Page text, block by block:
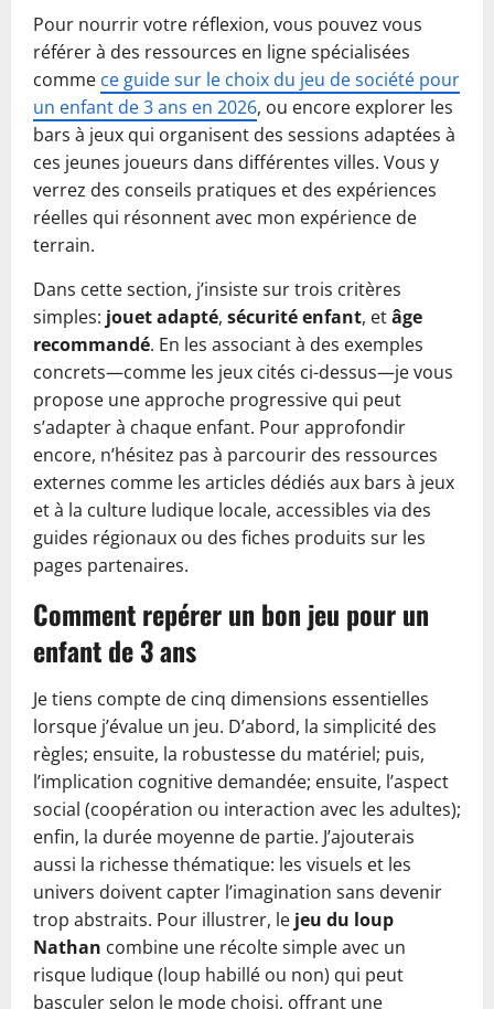
Pour nourrir votre réflexion, vous pouvez vous
référer à des ressources en ligne spécialisées
comme ce guide sur le choix du jeu de société pour
un enfant de 3 ans en 2026, ou encore explorer les
bars à jeux qui organisent des sessions adaptées à
ces jeunes joueurs dans différentes villes. Vous y
verrez des conseils pratiques et des expériences
réelles qui résonnent avec mon expérience de
terrain.
Dans cette section, j’insiste sur trois critères
simples: jouet adapté, sécurité enfant, etâge
recommandé. En les associant à des exemples
concrets—comme les jeux cités ci-dessus—je vous
propose une approche progressive qui peut
s’adapter à chaque enfant. Pour approfondir
encore, n’hésitez pas à parcourir des ressources
externes comme les articles dédiés aux bars à jeux
et à la culture ludique locale, accessibles via des
guides régionaux ou des fiches produits sur les
pages partenaires.
Comment repérer un bon jeu pour un
enfant de 3 ans
Je tiens compte de cinq dimensions essentielles
lorsque j’évalue un jeu. D’abord, la simplicité des
règles; ensuite, la robustesse du matériel; puis,
l’implication cognitive demandée; ensuite, l’aspect
social (coopération ou interaction avec les adultes);
enfin, la durée moyenne de partie. J’ajouterais
aussi la richesse thématique: les visuels et les
univers doivent capter l’imagination sans devenir
trop abstraits. Pour illustrer, le jeu du loup
Nathan combine une récolte simple avec un
risque ludique (loup habillé ou non) qui peut
basculer selon le mode choisi, offrant une